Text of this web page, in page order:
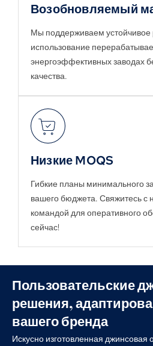
Возобновляемый
Мы поддерживаем устойчивое
использование
энергоэффективных заводах
качества.
Низкие MOQS
Гибкие планы минимального
вашего бюджета. Свяжитесь с
командой для оперативного
сейчас!
Пользовательские
решения,
вашего бренда
Искусно изготовленная джинсовая